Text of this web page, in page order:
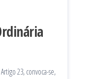
23, convoca-se,